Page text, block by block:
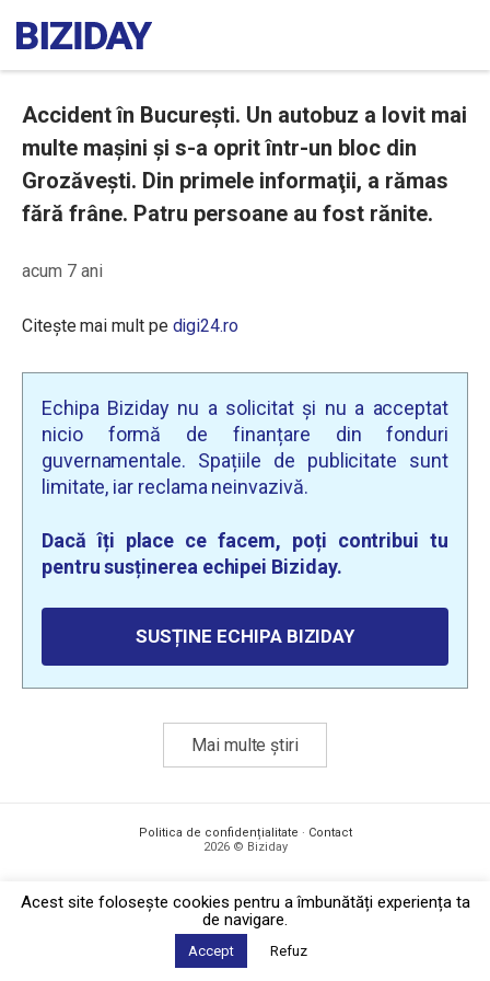
Accident în București. Un autobuz a lovit mai
multe mașini și s-a oprit într-un bloc din
Grozăvești. Din primele informaţii, a rămas
fără frâne. Patru persoane au fost rănite.
acum 7 ani
Citește mai mult pe digi24.ro
Echipa Biziday nu a solicitat și nu a acceptat
nicio formă de finanțare din fonduri
guvernamentale. Spațiile de publicitate sunt
limitate, iar reclama neinvazivă.
Dacă îți place ce facem, poți contribui tu
pentru susținerea echipei Biziday.
SUSȚINE ECHIPA BIZIDAY
Mai multe știri
Politica de confidențialitate · Contact
2026 © Biziday
Acest site foloseşte cookies pentru a îmbunătăți experiența ta
de navigare.
Accept Refuz